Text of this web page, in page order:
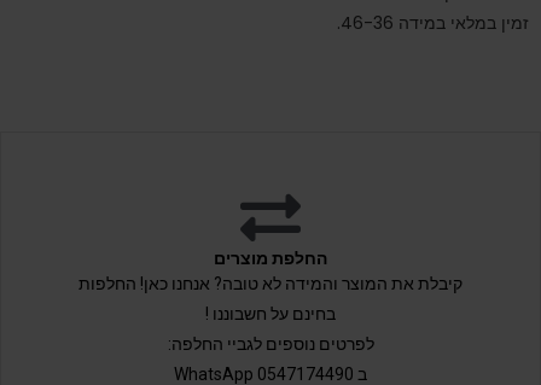
זמין במלאי במידה 46-36.
החלפת מוצרים
קיבלת את המוצר והמידה לא טובה? אנחנו כאן! החלפות
בחינם על חשבוננו !
לפרטים נוספים לגביי החלפה:
ב 0547174490 WhatsApp